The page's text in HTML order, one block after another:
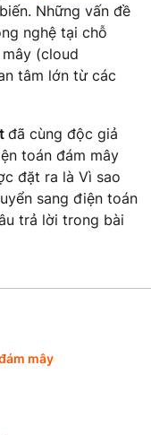
Những vấn đề
nghệ tại chỗ
(cloud
tâm lớn từ các
đã cùng độc giả
toán đám mây
đặt ra là Vì sao
sang điện toán
trả lời trong bài
mây